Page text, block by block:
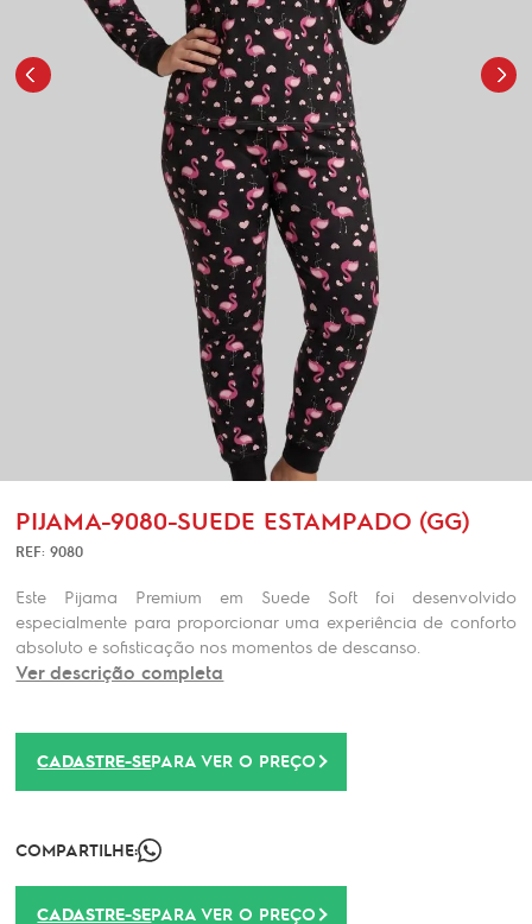
PIJAMA-9080-SUEDE ESTAMPADO (GG)
REF: 9080
Este Pijama Premium em Suede Soft foi desenvolvido
especialmente para proporcionar uma experiência de conforto
absoluto e sofisticação nos momentos de descanso.
Ver descrição completa
CADASTRE-SEPARA VER O PREÇO
COMPARTILHE:
CADASTRE-SEPARA VER O PREÇO